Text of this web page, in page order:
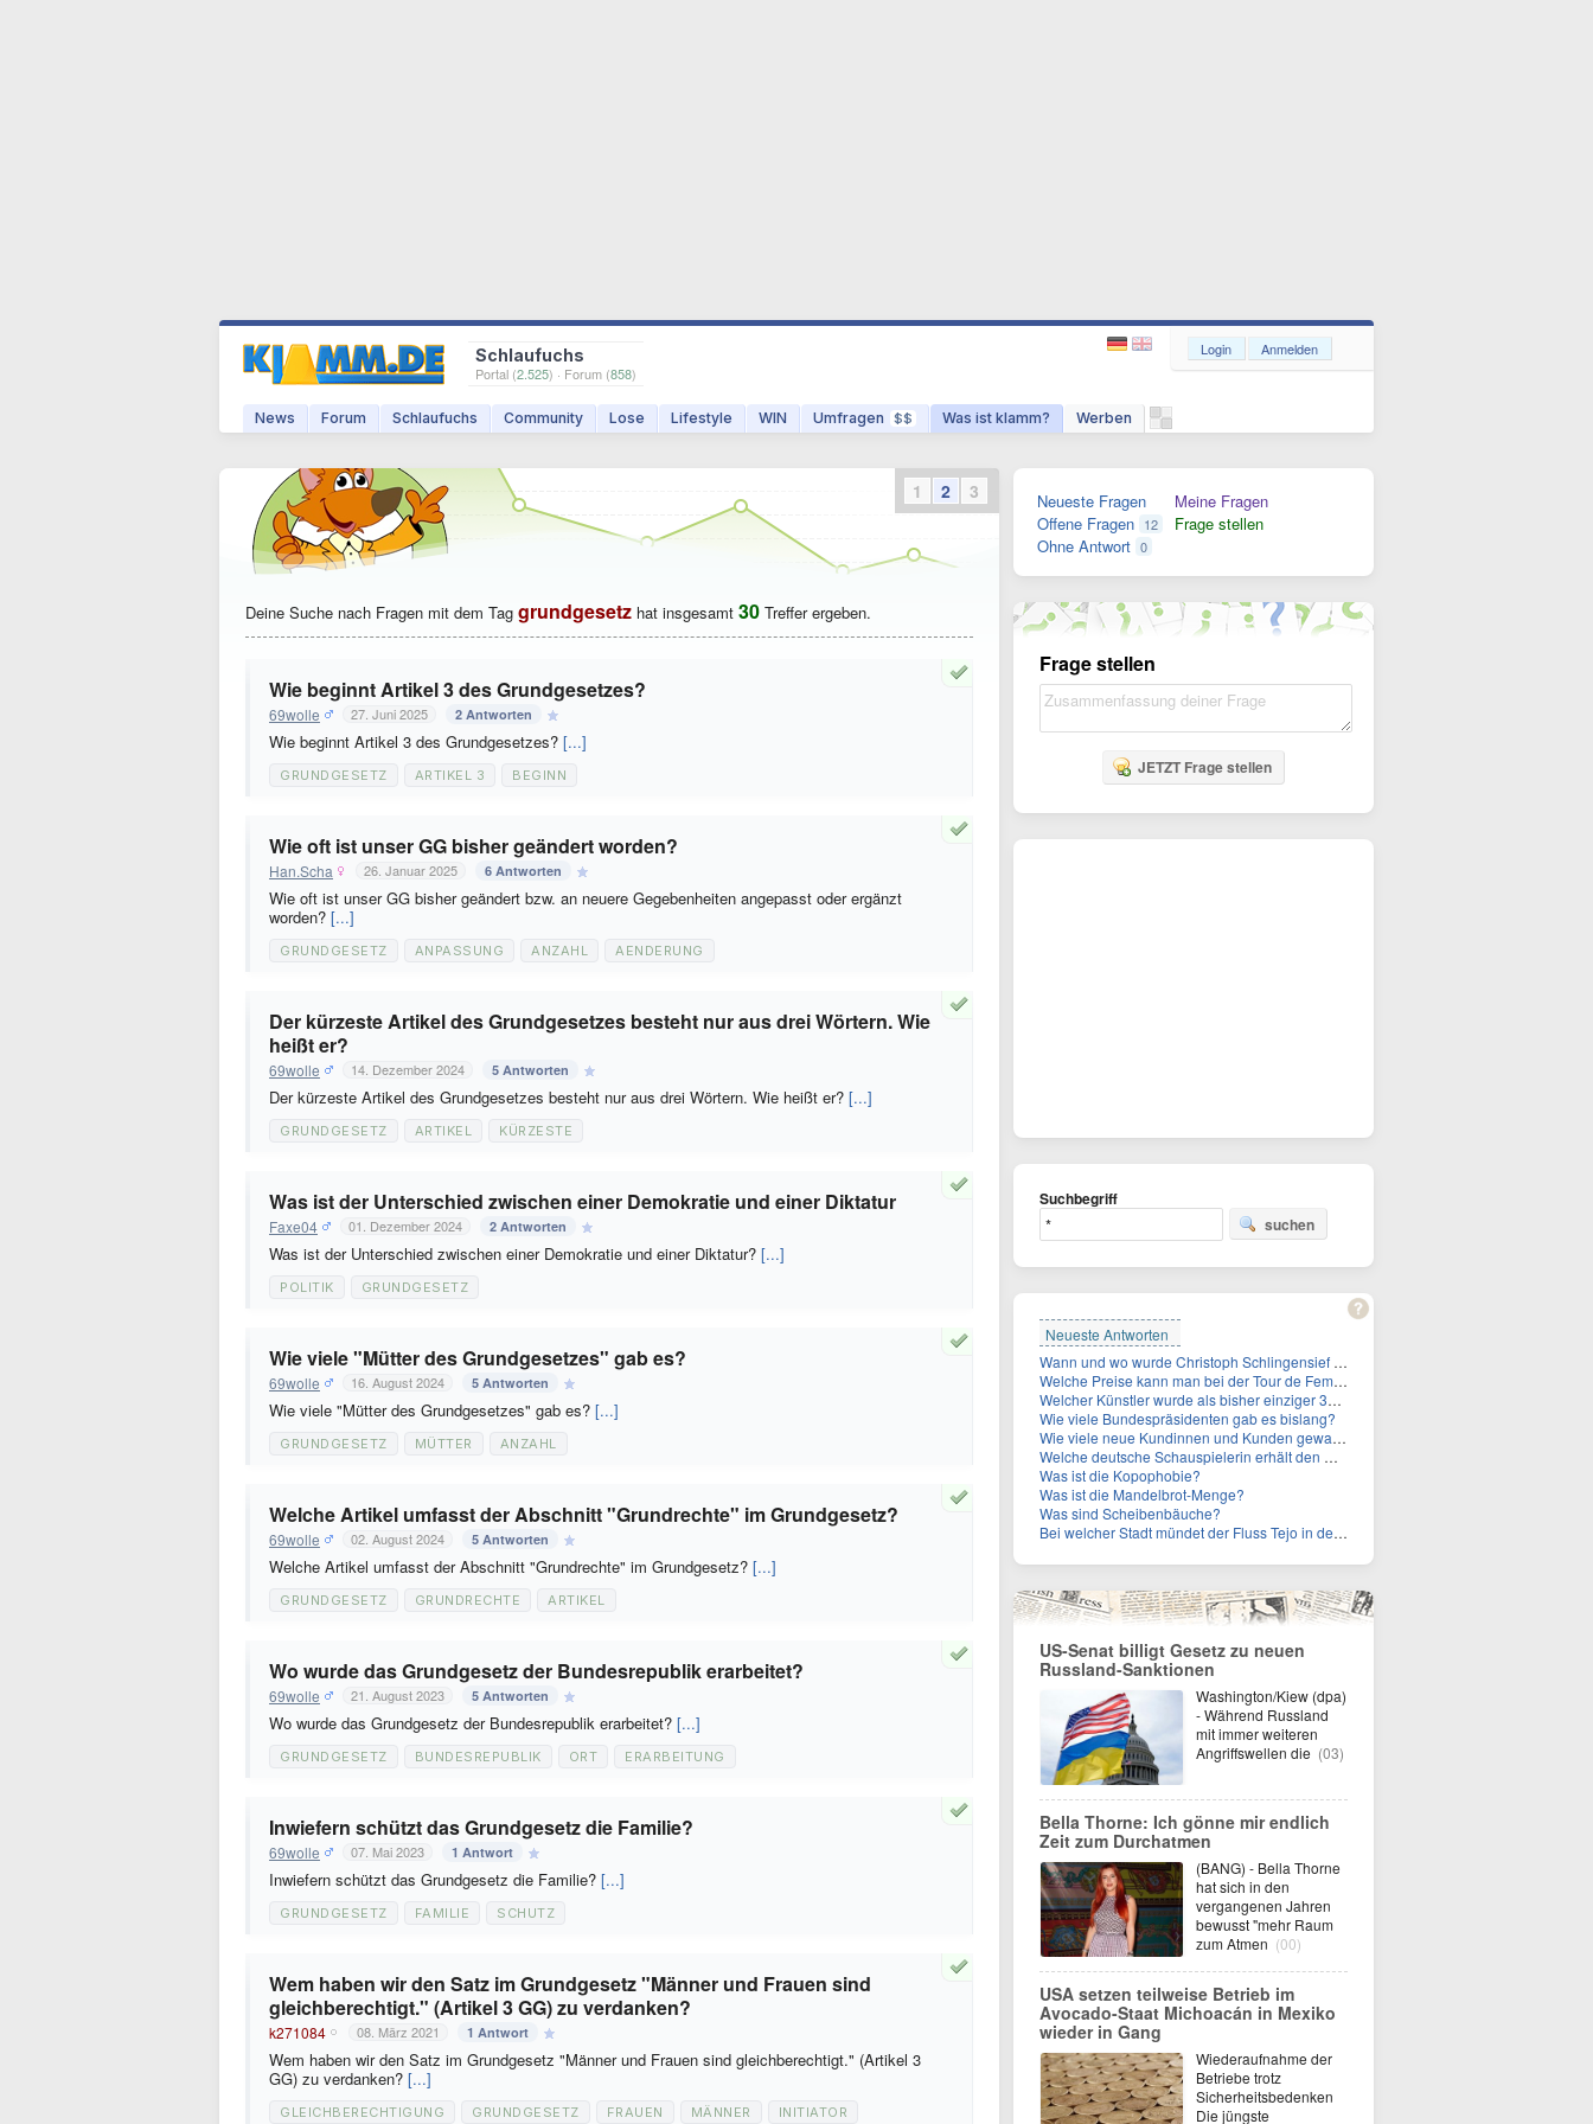
Schlaufuchs
Portal (2.525) · Forum (858)
News Forum Schlaufuchs Community Lose Lifestyle WIN Umfragen $$ Was ist klamm? Werben
Login Anmelden
Deine Suche nach Fragen mit dem Tag grundgesetz hat insgesamt 30 Treffer ergeben.
Wie beginnt Artikel 3 des Grundgesetzes?
69wolle 27. Juni 2025 2 Antworten
Wie beginnt Artikel 3 des Grundgesetzes? [...]
GRUNDGESETZ ARTIKEL 3 BEGINN
Wie oft ist unser GG bisher geändert worden?
Han.Scha 26. Januar 2025 6 Antworten
Wie oft ist unser GG bisher geändert bzw. an neuere Gegebenheiten angepasst oder ergänzt
worden? [...]
GRUNDGESETZ ANPASSUNG ANZAHL AENDERUNG
Der kürzeste Artikel des Grundgesetzes besteht nur aus drei Wörtern. Wie
heißt er?
69wolle 14. Dezember 2024 5 Antworten
Der kürzeste Artikel des Grundgesetzes besteht nur aus drei Wörtern. Wie heißt er? [...]
GRUNDGESETZ ARTIKEL KÜRZESTE
Was ist der Unterschied zwischen einer Demokratie und einer Diktatur
Faxe04 01. Dezember 2024 2 Antworten
Was ist der Unterschied zwischen einer Demokratie und einer Diktatur? [...]
POLITIK GRUNDGESETZ
Wie viele "Mütter des Grundgesetzes" gab es?
69wolle 16. August 2024 5 Antworten
Wie viele "Mütter des Grundgesetzes" gab es? [...]
GRUNDGESETZ MÜTTER ANZAHL
Welche Artikel umfasst der Abschnitt "Grundrechte" im Grundgesetz?
69wolle 02. August 2024 5 Antworten
Welche Artikel umfasst der Abschnitt "Grundrechte" im Grundgesetz? [...]
GRUNDGESETZ GRUNDRECHTE ARTIKEL
Wo wurde das Grundgesetz der Bundesrepublik erarbeitet?
69wolle 21. August 2023 5 Antworten
Wo wurde das Grundgesetz der Bundesrepublik erarbeitet? [...]
GRUNDGESETZ BUNDESREPUBLIK ORT ERARBEITUNG
Inwiefern schützt das Grundgesetz die Familie?
69wolle 07. Mai 2023 1 Antwort
Inwiefern schützt das Grundgesetz die Familie? [...]
GRUNDGESETZ FAMILIE SCHUTZ
Wem haben wir den Satz im Grundgesetz "Männer und Frauen sind
gleichberechtigt." (Artikel 3 GG) zu verdanken?
k271084 08. März 2021 1 Antwort
Wem haben wir den Satz im Grundgesetz "Männer und Frauen sind gleichberechtigt." (Artikel 3
GG) zu verdanken? [...]
GLEICHBERECHTIGUNG GRUNDGESETZ FRAUEN MÄNNER INITIATOR
1 2 3
Neueste Fragen
Offene Fragen 12
Ohne Antwort 0
Meine Fragen
Frage stellen
Frage stellen
JETZT Frage stellen
Suchbegriff
suchen
Neueste Antworten
Wann und wo wurde Christoph Schlingensief geboren?
Welche Preise kann man bei der Tour de Femmes 2026 gewinnen?
Welcher Künstler wurde als bisher einziger 3x in die Rock and Roll Hall of Fame aufgenommen?
Wie viele Bundespräsidenten gab es bislang?
Wie viele neue Kundinnen und Kunden gewann MagentaTV allein durch die WM hinzu?
Welche deutsche Schauspielerin erhält den Deutschen Kulturpolitikpreis?
Was ist die Kopophobie?
Was ist die Mandelbrot-Menge?
Was sind Scheibenbäuche?
Bei welcher Stadt mündet der Fluss Tejo in den Atlantik?
US-Senat billigt Gesetz zu neuen
Russland-Sanktionen
Washington/Kiew (dpa)
- Während Russland
mit immer weiteren
Angriffswellen die (03)
Bella Thorne: Ich gönne mir endlich
Zeit zum Durchatmen
(BANG) - Bella Thorne
hat sich in den
vergangenen Jahren
bewusst "mehr Raum
zum Atmen (00)
USA setzen teilweise Betrieb im
Avocado-Staat Michoacán in Mexiko
wieder in Gang
Wiederaufnahme der
Betriebe trotz
Sicherheitsbedenken
Die jüngste